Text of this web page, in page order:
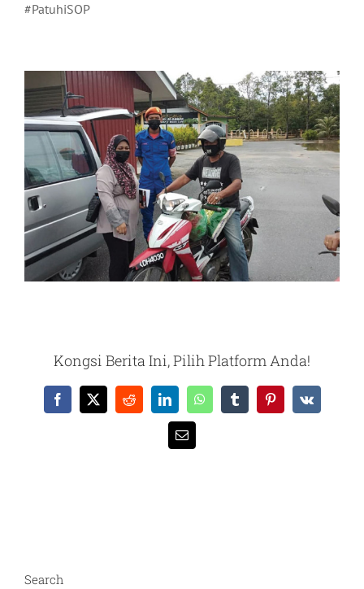
#PatuhiSOP
Kongsi Berita Ini, Pilih Platform Anda!
Facebook
X RedditLinkedInWhatsAppTumblrPinterest
Vk
Email
Search